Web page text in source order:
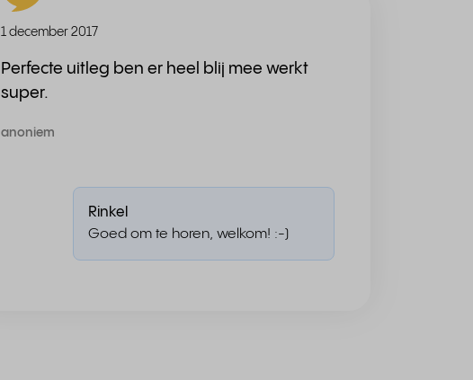
1 december 2017
Perfecte uitleg ben er heel blij mee werkt
super.
anoniem
Rinkel
Goed om te horen, welkom! :-)